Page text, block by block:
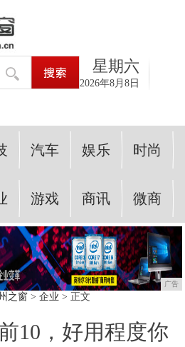
星期六
2026年8月8日
汽车 娱乐 时尚
游戏 商讯 微商
广告
之窗> 企业 > 正文
10，好用程度你